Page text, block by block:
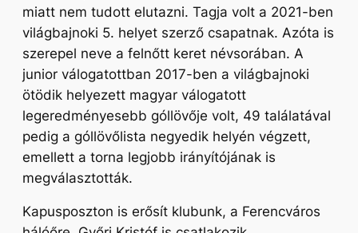
miatt nem tudott elutazni. Tagja volt a 2021-ben
világbajnoki 5. helyet szerző csapatnak. Azóta is
szerepel neve a felnőtt keret névsorában. A
junior válogatottban 2017-ben a világbajnoki
ötödik helyezett magyar válogatott
legeredményesebb góllövője volt, 49 találatával
pedig a góllövőlista negyedik helyén végzett,
emellett a torna legjobb irányítójának is
megválasztották.
Kapusposzton is erősít klubunk, a Ferencváros